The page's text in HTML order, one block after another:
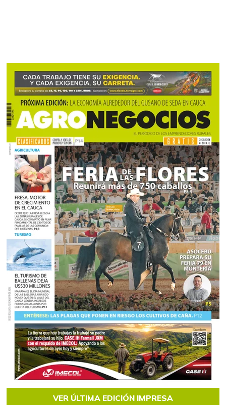
VER ÚLTIMA EDICIÓN IMPRESA